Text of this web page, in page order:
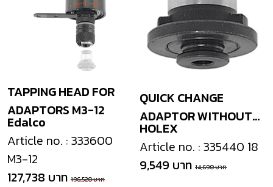
Edalco
TAPPING HEAD FOR
ADAPTORS M3-12
Article no. : 333600
M3-12
127,738 บาท 196,520 บาท
HOLEX
QUICK CHANGE
ADAPTOR WITHOUT
CLUTCH
Article no. : 335440 18
9,549 บาท 14,690 บาท